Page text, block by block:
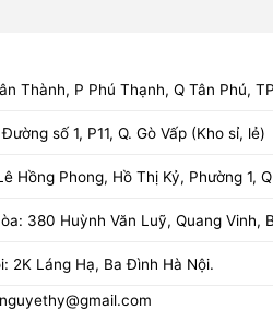
Thành, P Phú Thạnh, Q Tân Phú,
số 1, P11, Q. Gò Vấp (Kho sỉ, lẻ)
Hồng Phong, Hồ Thị Kỷ, Phường 1,
380 Huỳnh Văn Luỹ, Quang Vinh,
2K Láng Hạ, Ba Đình Hà Nội.